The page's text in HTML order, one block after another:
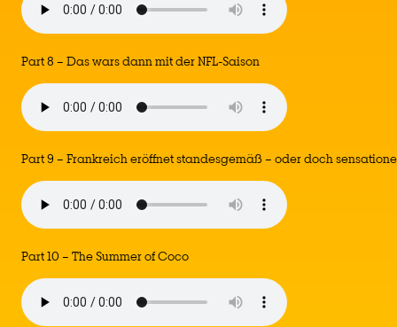
Part 8 – Das wars dann mit der NFL-Saison
Part 9 – Frankreich eröffnet standesgemäß – oder doch
Part 10 – The Summer of Coco